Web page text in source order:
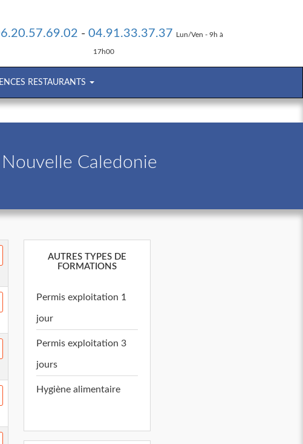
- 04.91.33.37.37 Lun/Ven - 9h à
17h00
RESTAURANTS
Caledonie
AUTRES TYPES DE
FORMATIONS
Permis exploitation 1
jour
Permis exploitation 3
jours
Hygiène alimentaire